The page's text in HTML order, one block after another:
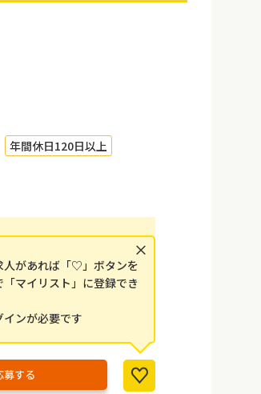
年間休日120日以上
主力事業として今日に至っ
いています。
にも力を入れています。
お客様にご愛顧頂いてい
募する
×
人があれば「♡」ボタンを
マイリスト」に登録でき
ンが必要です